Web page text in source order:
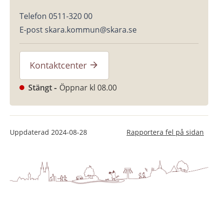
Telefon 0511-320 00
E-post skara.kommun@skara.se
Kontaktcenter
Stängt Öppnar kl 08.00
Uppdaterad 2024-08-28 Rapportera fel på sidan